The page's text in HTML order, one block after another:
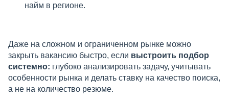
найм в регионе.
Даже на сложном и ограниченном рынке можно
закрыть вакансию быстро, если выстроить подбор
системно: глубоко анализировать задачу, учитывать
особенности рынка и делать ставку на качество поиска,
а не на количество резюме.